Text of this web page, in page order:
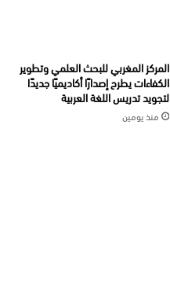
المركز المغربي للبحث العلمي وتطوير
الكفاءات يطرح إصدارًا أكاديميًا جديدًا
لتجويد تدريس اللغة العربية
منذ يومين